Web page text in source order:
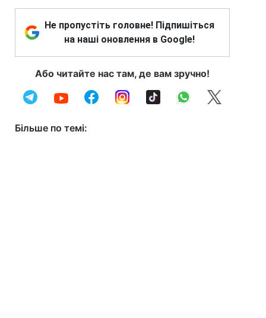
Не пропустіть головне! Підпишіться
на наші оновлення в Google!
Або читайте нас там, де вам зручно!
Більше по темі: